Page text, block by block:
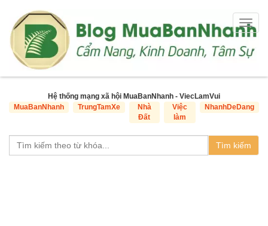
Hệ thống mạng xã hội MuaBanNhanh - ViecLamVui
MuaBanNhanh
TrungTamXe
Nhà
Đất
Việc
làm
NhanhDeDang
Tìm kiếm